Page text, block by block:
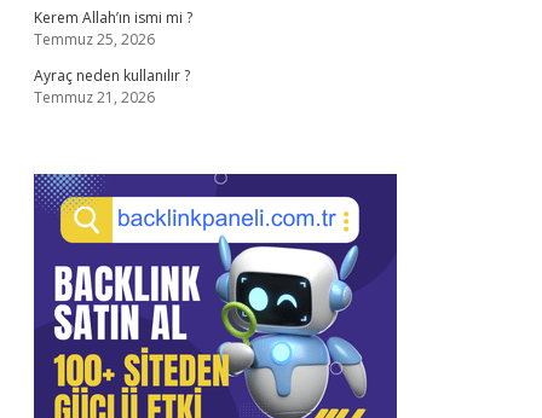
Kerem Allah’ın ismi mi ?
Temmuz 25, 2026
Ayraç neden kullanılır ?
Temmuz 21, 2026